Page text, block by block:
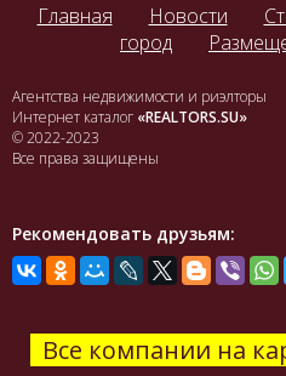
Главная Новости
город
Агентства недвижимости и риэлторы
Интернет каталог «REALTORS.SU»
© 2022-2023
Все права защищены
Рекомендовать друзьям:
Все компании на